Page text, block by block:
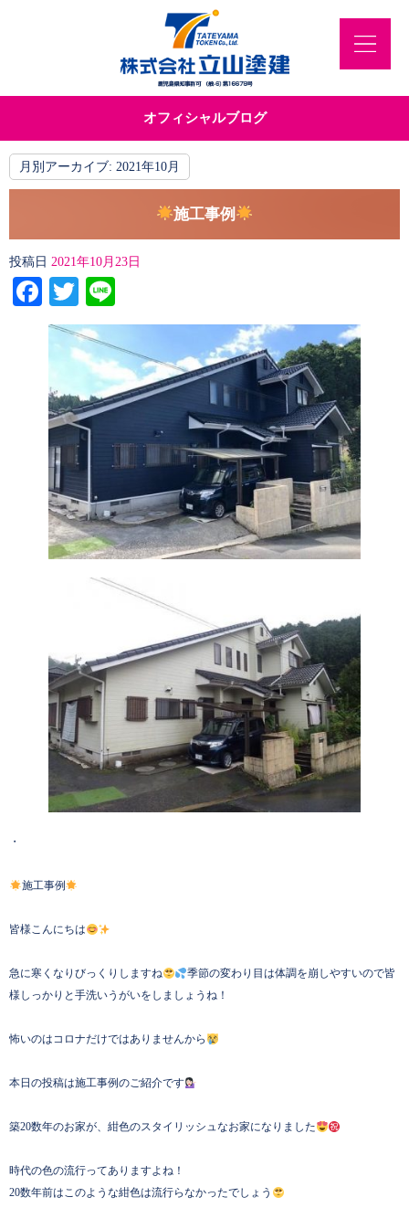
オフィシャルブログ
月別アーカイブ: 2021年10月
施工事例
投稿日 2021年10月23日
Facebook
Twitter
・
施工事例
皆様こんにちは
急に寒くなりびっくりしますね
季節の変わり目は体調を崩しやすいので皆
様しっかりと手洗いうがいをしましょうね！
怖いのはコロナだけではありませんから
本日の投稿は施工事例のご紹介です
築20数年のお家が、紺色のスタイリッシュなお家になりました
時代の色の流行ってありますよね！
20数年前はこのような紺色は流行らなかったでしょう